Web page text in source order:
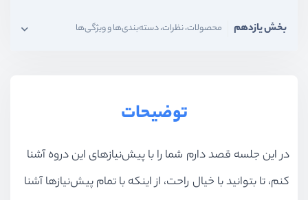
بخش یازدهم محصولات، نظرات، دسته‌بندی‌ها و ویژگی‌ها
آپلود فایل و تصاویر
بخش پانزدهم ماژولار کردن پروژه
توضیحات
در این جلسه قصد دارم شما را با پیش‌نیاز‌های این دروه آشنا
کنم، تا بتوانید با خیال راحت، از اینکه با تمام پیش‌نیاز‌ها آشنا